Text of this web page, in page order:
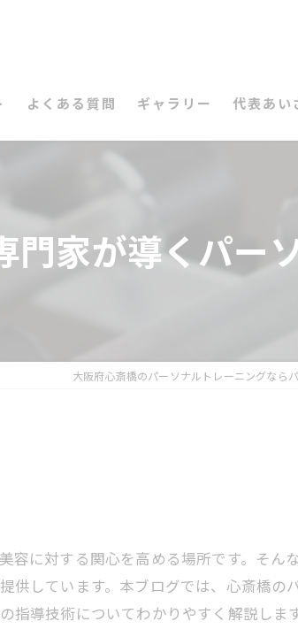
よくある質問 ギャラリー 代表あい
門家が導くパー
大阪府心斎橋のパーソナルトレーニングなら
に対する関心を高める場所です。そん
供しています。本ブログでは、心斎橋の
指導技術についてわかりやすく解説し